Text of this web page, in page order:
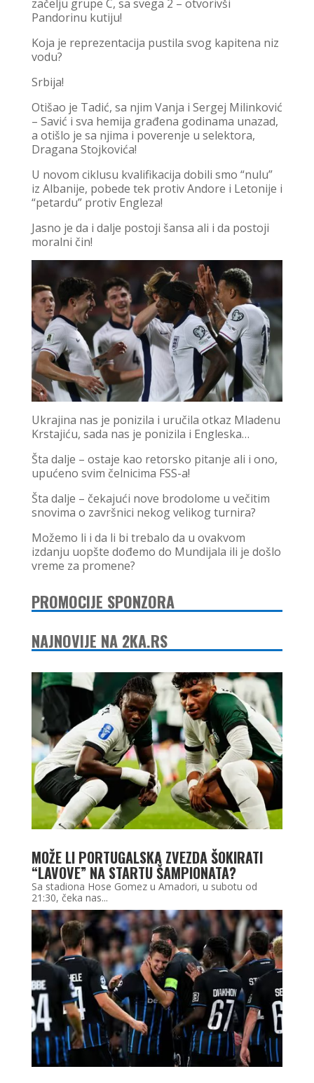
začelju grupe C, sa svega 2 – otvorivši
Pandorinu kutiju!
Koja je reprezentacija pustila svog kapitena niz
vodu?
Srbija!
Otišao je Tadić, sa njim Vanja i Sergej Milinković
– Savić i sva hemija građena godinama unazad,
a otišlo je sa njima i poverenje u selektora,
Dragana Stojkovića!
U novom ciklusu kvalifikacija dobili smo “nulu”
iz Albanije, pobede tek protiv Andore i Letonije i
“petardu” protiv Engleza!
Jasno je da i dalje postoji šansa ali i da postoji
moralni čin!
Ukrajina nas je ponizila i uručila otkaz Mladenu
Krstajiću, sada nas je ponizila i Engleska…
Šta dalje – ostaje kao retorsko pitanje ali i ono,
upućeno svim čelnicima FSS-a!
Šta dalje – čekajući nove brodolome u večitim
snovima o završnici nekog velikog turnira?
Možemo li i da li bi trebalo da u ovakvom
izdanju uopšte dođemo do Mundijala ili je došlo
vreme za promene?
PROMOCIJE SPONZORA
NAJNOVIJE NA 2KA.RS
MOŽE LI PORTUGALSKA ZVEZDA ŠOKIRATI
“LAVOVE” NA STARTU ŠAMPIONATA?
Sa stadiona Hose Gomez u Amadori, u subotu od
21:30, čeka nas...